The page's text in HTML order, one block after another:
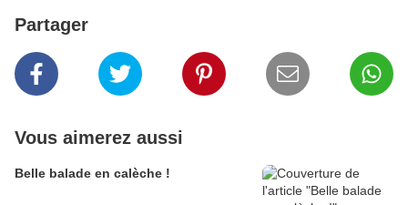
Partager
Vous aimerez aussi
Belle balade en calèche !